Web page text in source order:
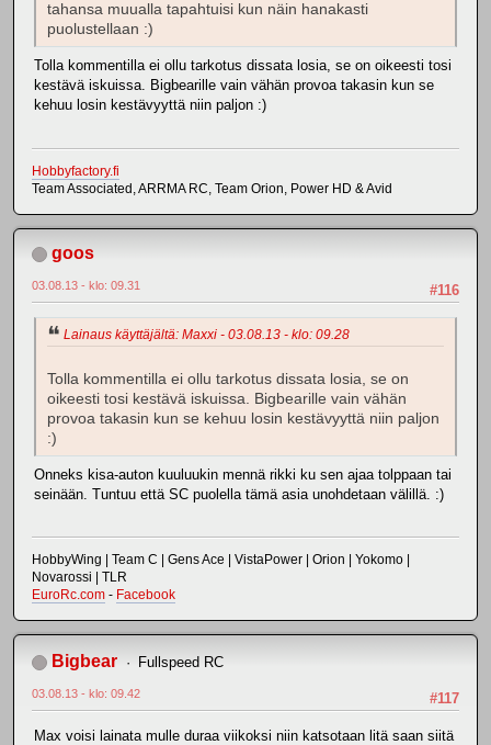
tahansa muualla tapahtuisi kun näin hanakasti
puolustellaan :)
Tolla kommentilla ei ollu tarkotus dissata losia, se on oikeesti tosi
kestävä iskuissa. Bigbearille vain vähän provoa takasin kun se
kehuu losin kestävyyttä niin paljon :)
Hobbyfactory.fi
Team Associated, ARRMA RC, Team Orion, Power HD & Avid
goos
#116
03.08.13 - klo: 09.31
Lainaus käyttäjältä: Maxxi - 03.08.13 - klo: 09.28
Tolla kommentilla ei ollu tarkotus dissata losia, se on
oikeesti tosi kestävä iskuissa. Bigbearille vain vähän
provoa takasin kun se kehuu losin kestävyyttä niin paljon
:)
Onneks kisa-auton kuuluukin mennä rikki ku sen ajaa tolppaan tai
seinään. Tuntuu että SC puolella tämä asia unohdetaan välillä. :)
HobbyWing | Team C | Gens Ace | VistaPower | Orion | Yokomo |
Novarossi | TLR
EuroRc.com - Facebook
Bigbear Fullspeed RC
#117
03.08.13 - klo: 09.42
Max voisi lainata mulle duraa viikoksi niin katsotaan litä saan siitä